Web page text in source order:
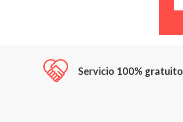
Servicio 100% gratuito